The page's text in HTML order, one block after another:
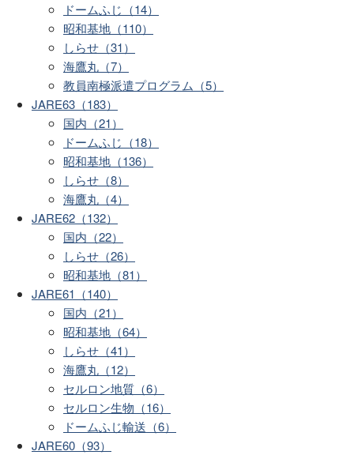
ドームふじ（14）
昭和基地（110）
しらせ（31）
海鷹丸（7）
教員南極派遣プログラム（5）
JARE63（183）
国内（21）
ドームふじ（18）
昭和基地（136）
しらせ（8）
海鷹丸（4）
JARE62（132）
国内（22）
しらせ（26）
昭和基地（81）
JARE61（140）
国内（21）
昭和基地（64）
しらせ（41）
海鷹丸（12）
セルロン地質（6）
セルロン生物（16）
ドームふじ輸送（6）
JARE60（93）